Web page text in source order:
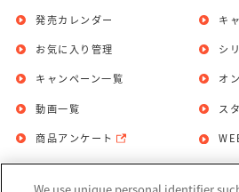
発売カレンダー
お気に入り管理
キ
シ
キャンペーン一覧
動画一覧
商品アンケート
オ
ス